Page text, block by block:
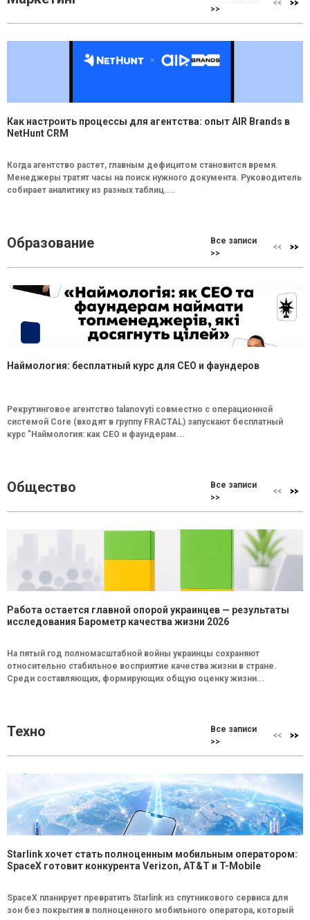
>>
Как настроить процессы для агентства: опыт AIR Brands в
NetHunt CRM
Когда агентство растет, главным дефицитом становится время.
Менеджеры тратят часы на поиск нужного документа. Руководитель
собирает аналитику из разных таблиц....
Образование
Все записи
>>
Наймология: бесплатный курс для CEO и фаундеров
Рекрутинговое агентство talanovyti совместно с операционной
системой Core (входят в группу FRACTAL) запускают бесплатный
курс "Наймология: как СEO и фаундерам...
Общество
Все записи
>>
Работа остается главной опорой украинцев — результаты
исследования Барометр качества жизни 2026
На пятый год полномасштабной войны украинцы сохраняют
относительно стабильное восприятие качества жизни в стране.
Среди составляющих, формирующих общую оценку жизни...
Техно
Все записи
>>
Starlink хочет стать полноценным мобильным оператором:
SpaceX готовит конкурента Verizon, AT&T и T-Mobile
SpaceX планирует превратить Starlink из спутникового сервиса для
зон без покрытия в полноценного мобильного оператора, который